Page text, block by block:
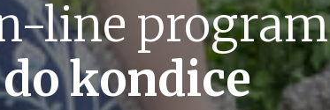
line program
kondice